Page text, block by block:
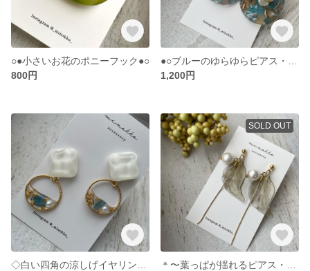
○●小さいお花のポニーフック●○
800円
1,200円
SOLD OUT